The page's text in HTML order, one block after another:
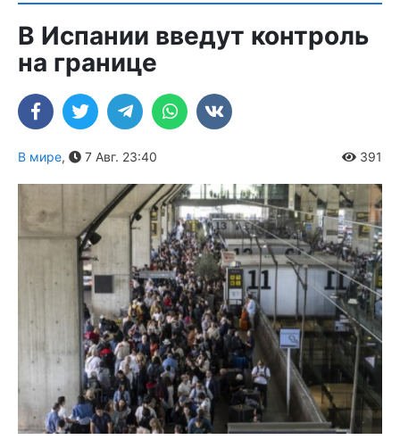
В Испании введут контроль
на границе
В мире, 7 Авг. 23:40 391